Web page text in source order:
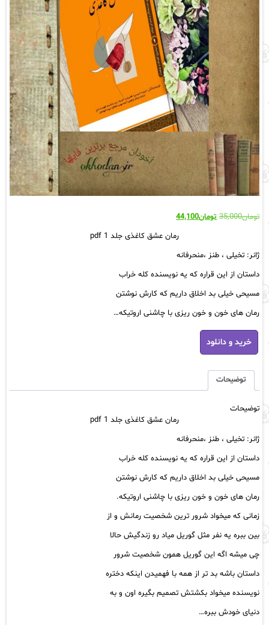
تومان35,000 قیمت
تومان35,000
بود.
تومان44,100قیمت
تومان44,100.
رمان‌ عشق کاغذی جلد 1 pdf
ژانر: تخیلی ، طنز ،منحرفانه
داستان‌ از این‌ قراره که یه نویسنده‌ کله‌ خراب‌
مسیحی خیلی بد اخلاق داریم که کارش نوشتن‌
رمان‌ های خون و خون ریزی با چاشنی اروتیکه…
رمان‌
عشق
کاغذی
pdf
خرید و دانلود
توضیحات
توضیحات
رمان‌ عشق کاغذی جلد 1 pdf
ژانر: تخیلی ، طنز ،منحرفانه
داستان‌ از این‌ قراره که یه نویسنده‌ کله‌ خراب‌
مسیحی خیلی بد اخلاق داریم که کارش نوشتن‌
رمان‌ های خون و خون ریزی با چاشنی اروتیکه.
زمانی که‌ میخواد‌ شرور ترین شخصیت‌ رمانش و از
بین ببره یه‌ نفر مثل‌ گوریل میاد رو زندگیش حالا
چی‌ میشه‌ اگه‌ این‌ گوریل‌ همون‌ شخصیت‌ شرور
داستان‌ باشه بد تر از همه‌ با فهمیدن‌ اینکه‌ دختره‌
نویسنده‌ میخواد بکشتش‌ تصمیم‌ بگیره‌ اون‌ و‌ به‌
دنیای‌ خودش‌ ببره…